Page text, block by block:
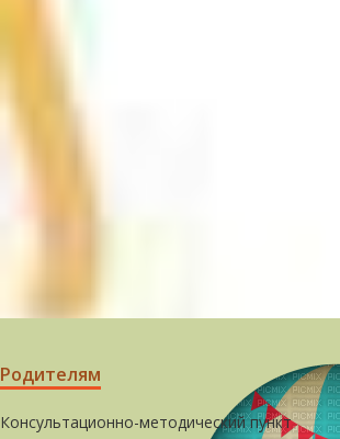
Родителям
Консультационно-методический пункт